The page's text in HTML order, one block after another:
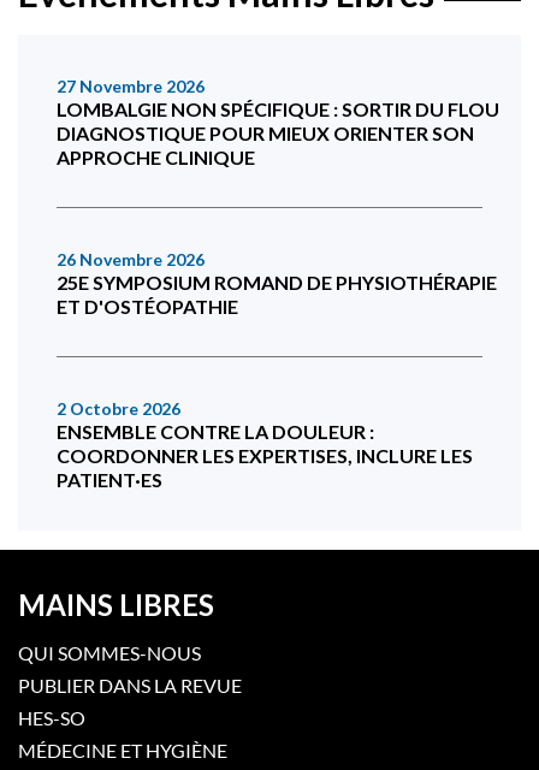
27 Novembre 2026
LOMBALGIE NON SPÉCIFIQUE : SORTIR DU FLOU
DIAGNOSTIQUE POUR MIEUX ORIENTER SON
APPROCHE CLINIQUE
26 Novembre 2026
25E SYMPOSIUM ROMAND DE PHYSIOTHÉRAPIE
ET D'OSTÉOPATHIE
2 Octobre 2026
ENSEMBLE CONTRE LA DOULEUR :
COORDONNER LES EXPERTISES, INCLURE LES
PATIENT·ES
MAINS LIBRES
QUI SOMMES-NOUS
PUBLIER DANS LA REVUE
HES-SO
MÉDECINE ET HYGIÈNE